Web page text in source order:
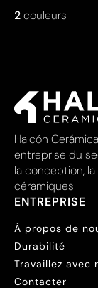
2couleurs
Halcón
entreprise du
la conception,
céramiques
ENTREPRISE
À propos de
Durabilité
Travaillez avec
Contacter